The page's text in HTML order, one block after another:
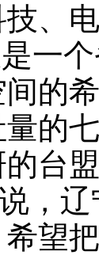
、
一
的
的
台
，
望